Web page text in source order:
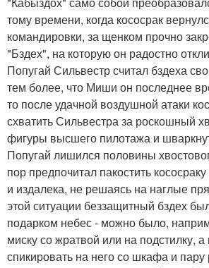
тому времени, когда кососрак
командировки, за щенком прочно
"Бздех", на которую он радостно
Попугай Сильвестр считал бздеха
тем более, что Миши он последнее
то после удачной воздушной атаки
схватить Сильвестра за роскошный
фигуры высшего пилотажа и
Попугай лишился половины
пор предпочитал пакостить
и издалека, не решаясь на наглые
этой ситуации беззащитный бздех
подарком небес - можно было,
миску со жратвой или на подстилку,
спикировать на него со шкафа и пару